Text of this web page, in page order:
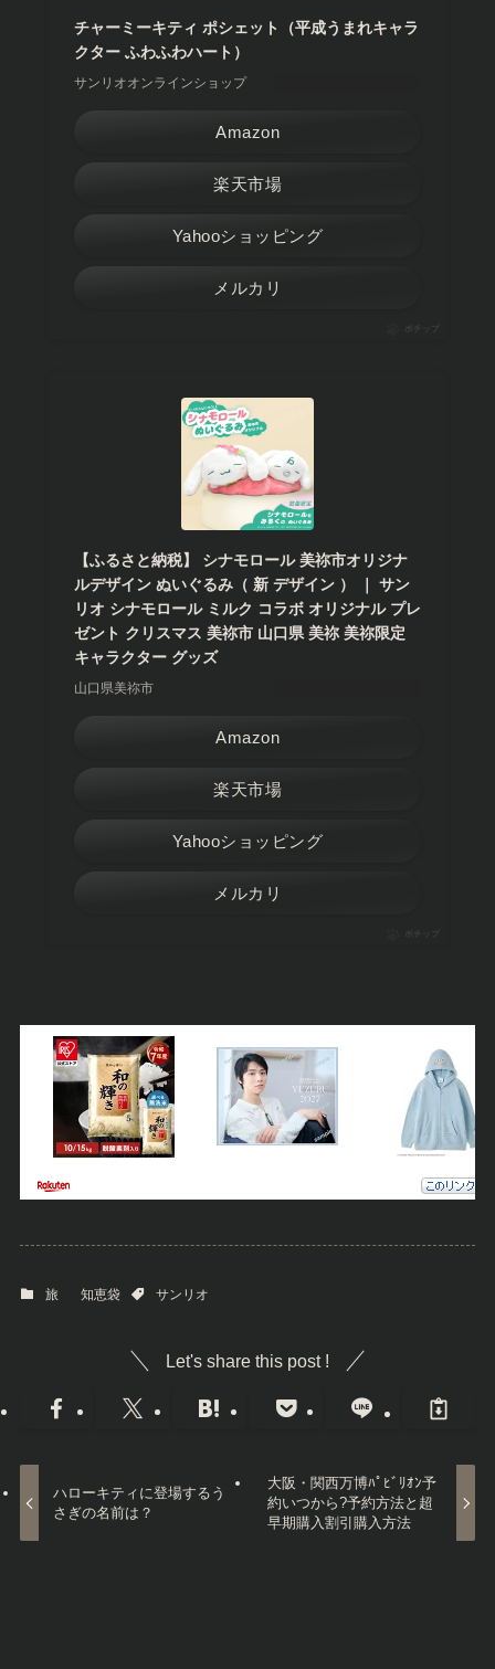
チャーミーキティ ポシェット（平成うまれキャラ
クター ふわふわハート）
サンリオオンラインショップ
Amazon
楽天市場
Yahooショッピング
メルカリ
ポチップ
【ふるさと納税】 シナモロール 美祢市オリジナ
ルデザイン ぬいぐるみ（ 新 デザイン ） ｜ サン
リオ シナモロール ミルク コラボ オリジナル プレ
ゼント クリスマス 美祢市 山口県 美祢 美祢限定
キャラクター グッズ
山口県美祢市
Amazon
楽天市場
Yahooショッピング
メルカリ
ポチップ
旅 知恵袋 サンリオ
Let's share this post !
ハローキティに登場するう
さぎの名前は？
大阪・関西万博ﾊﾟﾋﾞﾘｵﾝ予
約いつから?予約方法と超
早期購入割引購入方法